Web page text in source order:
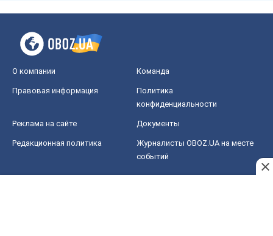
О компании Команда
Правовая информация
Политика
конфиденциальности
Реклама на сайте Документы
Редакционная политика
Журналисты OBOZ.UA на месте
событий